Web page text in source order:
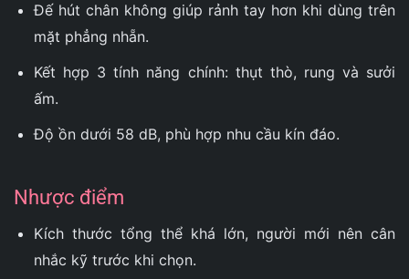
Đế hút chân không giúp rảnh tay hơn khi dùng trên
mặt phẳng nhẵn.
Kết hợp 3 tính năng chính: thụt thò, rung và sưởi
ấm.
Độ ồn dưới 58 dB, phù hợp nhu cầu kín đáo.
Nhược điểm
Kích thước tổng thể khá lớn, người mới nên cân
nhắc kỹ trước khi chọn.